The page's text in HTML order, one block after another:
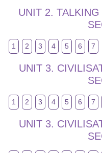
UNIT 2.
1 2 3 4 5 6 7
UNIT 3.
1 2 3 4 5 6 7
UNIT 3.